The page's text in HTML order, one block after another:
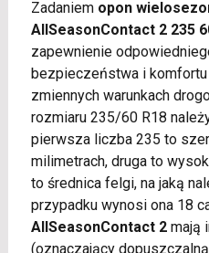
Zadaniem opon
AllSeasonContact 2 235
zapewnienie
bezpieczeństwa i
zmiennych warunkach
rozmiaru 235/60 R18
pierwsza liczba 235 to
milimetrach, druga to
to średnica felgi, na jaką
przypadku wynosi ona 18
AllSeasonContact 2mają
(oznaczający